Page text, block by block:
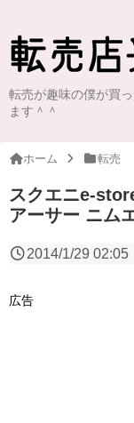
転売が趣味の僕が買
ます＾＾
ホーム 転売
スクエニe-
アーサー ニム
2014/1/29 02:05
広告